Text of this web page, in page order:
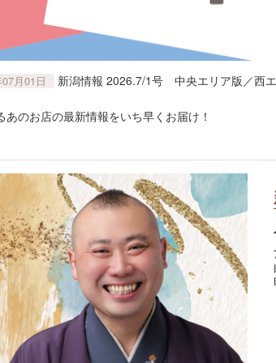
月01日 新潟情報 2026.7/1号 中央エリア版／西
あのお店の最新情報をいち早くお届け！